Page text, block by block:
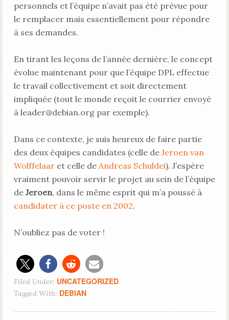
personnels et l’équipe n’avait pas été prévue pour
le remplacer mais essentiellement pour répondre
à ses demandes.
En tirant les leçons de l’année dernière, le concept
évolue maintenant pour que l’équipe DPL effectue
le travail collectivement et soit directement
impliquée (tout le monde reçoit le courrier envoyé
à leader@debian.org par exemple).
Dans ce contexte, je suis heureux de faire partie
des deux équipes candidates (celle de Jeroen van
Wolffelaaret celle de Andreas Schuldei). J’espère
vraiment pouvoir servir le projet au sein de l’équipe
de Jeroen, dans le même esprit qui m’a poussé à
candidater à ce poste en 2002.
N’oubliez pas de voter !
Filed Under: UNCATEGORIZED
Tagged With: DEBIAN